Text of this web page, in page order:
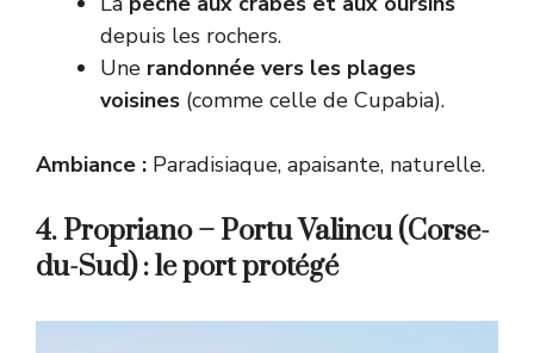
depuis les rochers.
Une randonnée vers les plages
voisines (comme celle de Cupabia).
Ambiance : Paradisiaque, apaisante, naturelle.
4. Propriano – Portu Valincu (Corse-
du-Sud) : le port protégé